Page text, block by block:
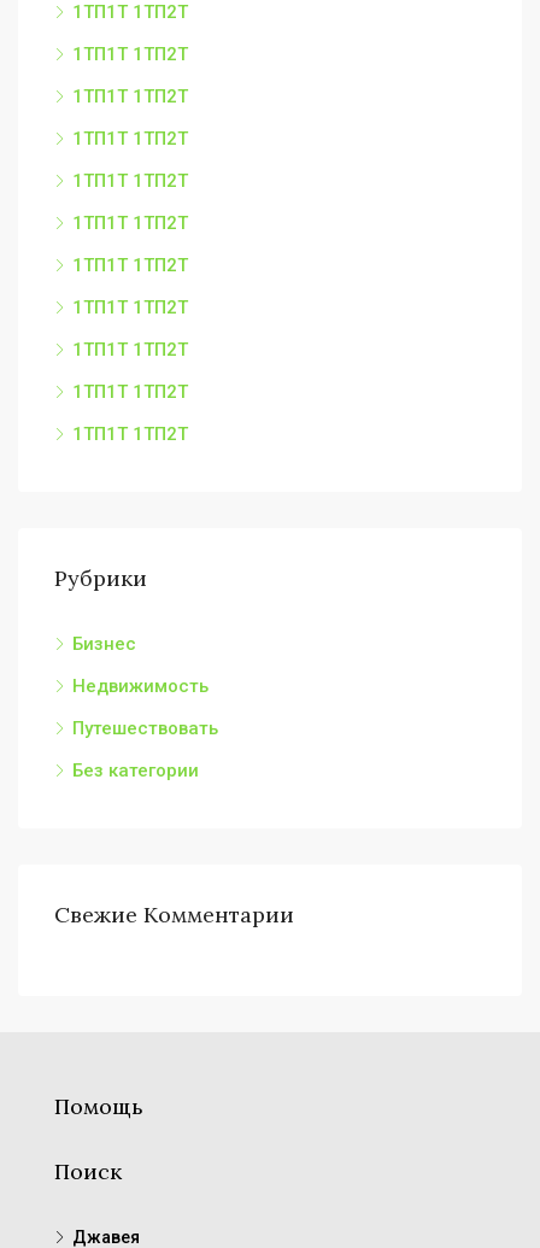
1ТП1Т 1ТП2Т
1ТП1Т 1ТП2Т
1ТП1Т 1ТП2Т
1ТП1Т 1ТП2Т
1ТП1Т 1ТП2Т
1ТП1Т 1ТП2Т
1ТП1Т 1ТП2Т
1ТП1Т 1ТП2Т
1ТП1Т 1ТП2Т
1ТП1Т 1ТП2Т
1ТП1Т 1ТП2Т
Рубрики
Бизнес
Недвижимость
Путешествовать
Без категории
Свежие Комментарии
Помощь
Поиск
Джавея